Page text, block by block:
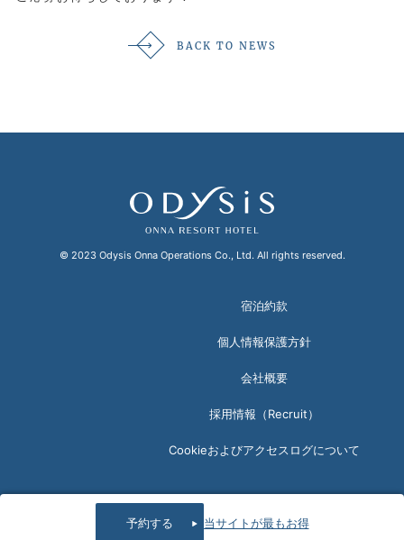
予約する 当サイトが最もお得
BACK TO NEWS
© 2023 Odysis Onna Operations Co., Ltd. All rights reserved.
宿泊約款
個人情報保護方針
会社概要
採用情報（Recruit）
Cookieおよびアクセスログについて